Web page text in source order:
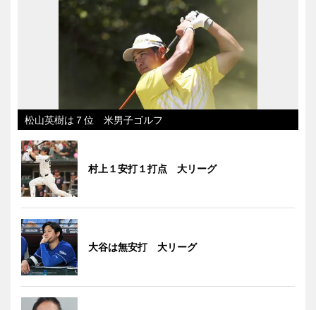
松山英樹は７位 米男子ゴルフ
村上１安打１打点 大リーグ
大谷は無安打 大リーグ